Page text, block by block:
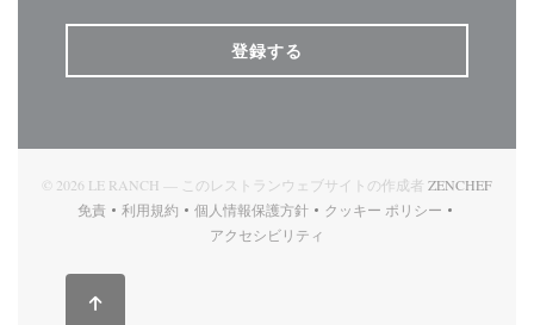
登録する
© 2026 LE RANCH — このレストランウェブサイトの作成者 ZENCHEF((新し
免責
((新しいウィンドウで開きます))
利用規約
((新しいウィンドウで開きます))
個人情報保護方針
((新しいウィンドウで開きます))
クッキー ポリシー
((新しいウィンドウで
アクセシビリティ
((新しいウィンドウで開きます))